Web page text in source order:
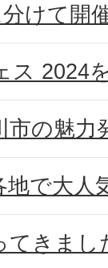
けて開
ス 2024
市の魅力
地で大人
てきまし